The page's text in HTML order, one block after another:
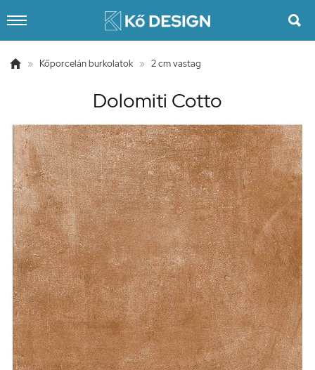

 » Kőporcelán burkolatok » 2 cm vastag
Dolomiti Cotto